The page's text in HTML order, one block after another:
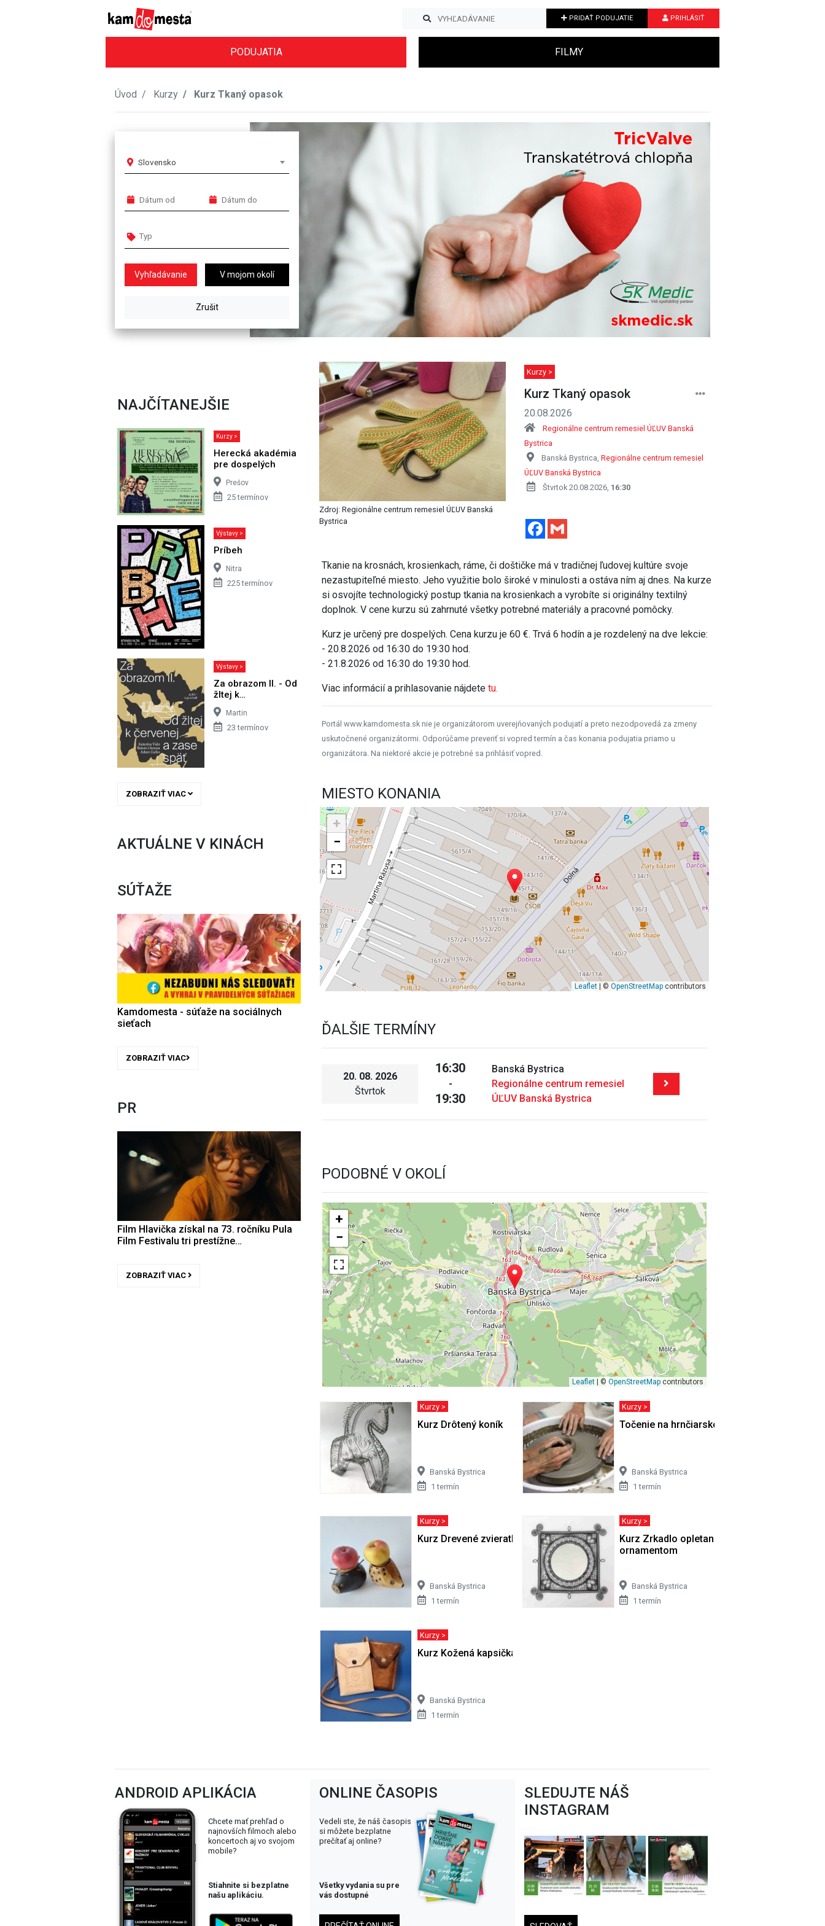
PRIDAŤ PODUJATIE PRIHLÁSIŤ
PODUJATIA FILMY
Úvod Kurzy Kurz Tkaný opasok
Slovensko
V mojom okolí
NAJČÍTANEJŠIE
Kurzy >
Herecká akadémia
pre dospelých
Prešov
25 termínov
Výstavy >
Príbeh
Nitra
225 termínov
Výstavy >
Za obrazom II. - Od
žltej k…
Martin
23 termínov
ZOBRAZIŤ VIAC
AKTUÁLNE V KINÁCH
SÚŤAŽE
Kamdomesta - súťaže na sociálnych
sieťach
ZOBRAZIŤ VIAC
PR
Film Hlavička získal na 73. ročníku Pula
Film Festivalu tri prestížne…
ZOBRAZIŤ VIAC
Zdroj: Regionálne centrum remesiel ÚĽUV Banská
Bystrica
Kurzy >
Kurz Tkaný opasok
20.08.2026
Regionálne centrum remesiel ÚĽUV Banská
Bystrica
Banská Bystrica, Regionálne centrum remesiel
ÚĽUV Banská Bystrica
Štvrtok 20.08.2026, 16:30
Facebook
Tkanie na krosnách, krosienkach, ráme, či doštičke má v tradičnej ľudovej kultúre svoje
nezastupiteľné miesto. Jeho využitie bolo široké v minulosti a ostáva ním aj dnes. Na kurze
si osvojíte technologický postup tkania na krosienkach a vyrobíte si originálny textilný
doplnok. V cene kurzu sú zahrnuté všetky potrebné materiály a pracovné pomôcky.
Kurz je určený pre dospelých. Cena kurzu je 60 €. Trvá 6 hodín a je rozdelený na dve lekcie:
- 20.8.2026 od 16:30 do 19:30 hod.
- 21.8.2026 od 16:30 do 19:30 hod.
Viac informácií a prihlasovanie nájdetetu.
Portál www.kamdomesta.sk nie je organizátorom uverejňovaných podujatí a preto nezodpovedá za zmeny
uskutočnené organizátormi. Odporúčame preveriť si vopred termín a čas konania podujatia priamo u
organizátora. Na niektoré akcie je potrebné sa prihlásiť vopred.
MIESTO KONANIA
+
−
Leaflet| © OpenStreetMapcontributors
ĎALŠIE TERMÍNY
20. 08. 2026
Štvrtok
16:30
-
19:30
Banská Bystrica
Regionálne centrum remesiel
ÚĽUV Banská Bystrica
PODOBNÉ V OKOLÍ
+
−
Leaflet | ©OpenStreetMap contributors
Kurzy >
Kurz Drôtený koník
Banská Bystrica
1 termín
Kurzy >
Točenie na hrnčiarskom kruhu
Banská Bystrica
1 termín
Kurzy >
Kurz Drevené zvieratko
Banská Bystrica
1 termín
Kurzy >
Kurz Zrkadlo opletané drôteným
ornamentom
Banská Bystrica
1 termín
Kurzy >
Kurz Kožená kapsička
Banská Bystrica
1 termín
ANDROID APLIKÁCIA
Chcete mať prehľad o
najnovších filmoch alebo
koncertoch aj vo svojom
mobile?
Stiahnite si bezplatne
našu aplikáciu.
ONLINE ČASOPIS
Vedeli ste, že náš časopis
si môžete bezplatne
prečítať aj online?
Všetky vydania su pre
vás dostupné
SLEDUJTE NÁŠ
INSTAGRAM